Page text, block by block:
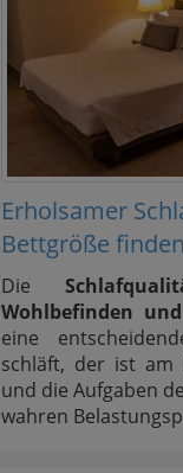
Erholsamer
Bettgröße finden
Die
Wohlbefinden
eine
schläft, der ist am
und die Aufgaben
wahren